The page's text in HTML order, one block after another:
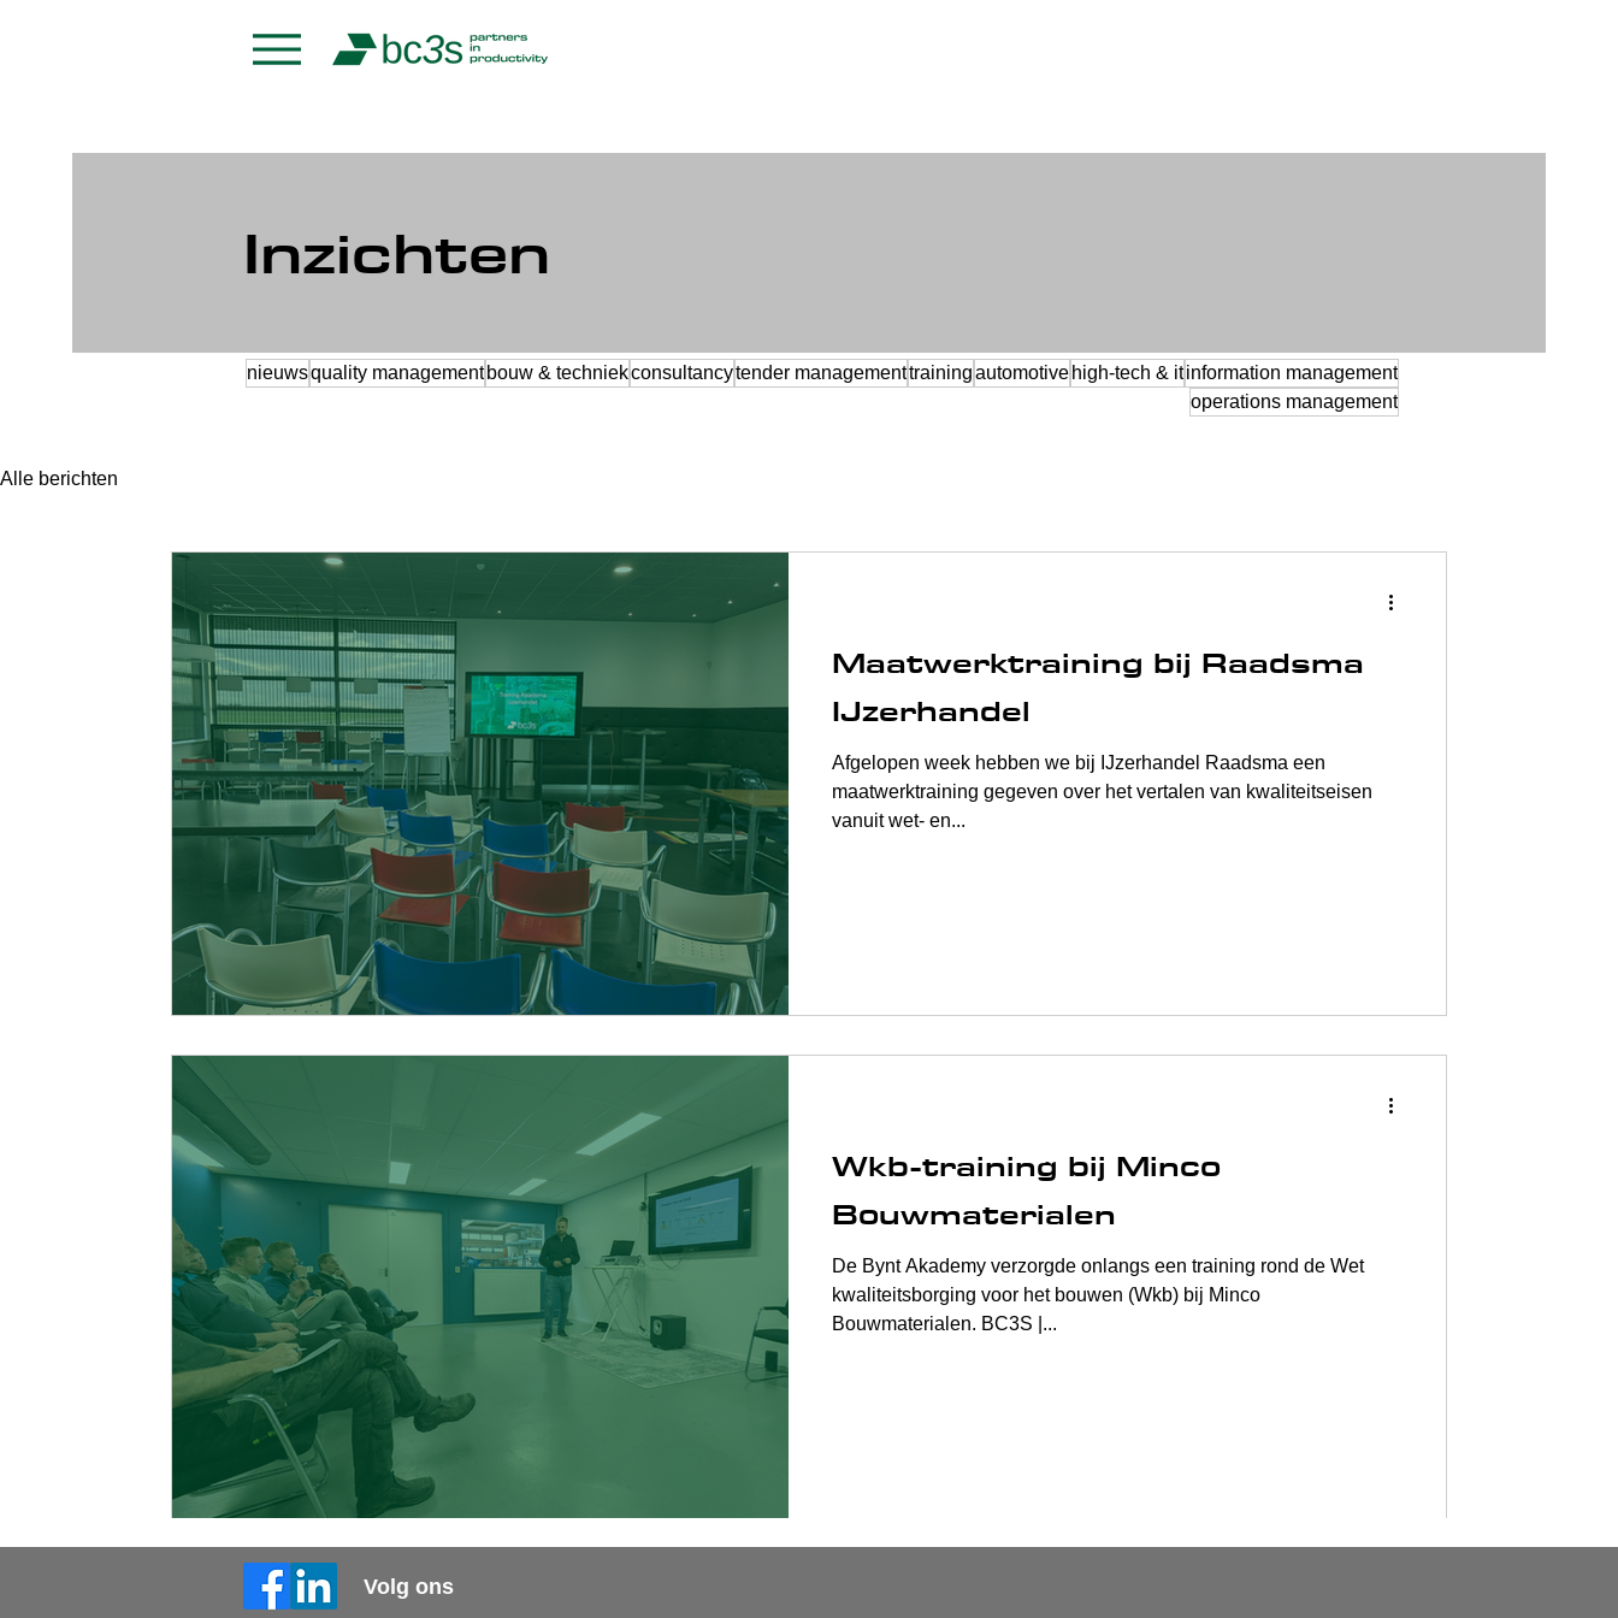
Inzichten
nieuwsquality management bouw & techniekconsultancytender managementtrainingautomotive high-tech & itinformation management
operations management
Alle berichten
Maatwerktraining bij Raadsma
IJzerhandel
Afgelopen week hebben we bij IJzerhandel Raadsma een
maatwerktraining gegeven over het vertalen van kwaliteitseisen
vanuit wet- en...
Wkb-training bij Minco
Bouwmaterialen
De Bynt Akademy verzorgde onlangs een training rond de Wet
kwaliteitsborging voor het bouwen (Wkb) bij Minco
Bouwmaterialen. BC3S |...
Volg ons